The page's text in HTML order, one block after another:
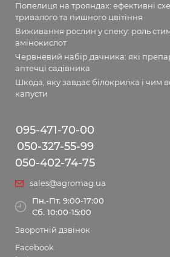
Попелиця на трояндах: ефективні
тривалого та пишного цвітіння
Виживання рослин у спеку: роль
амінокислот
Червневий набір дачника: які
аптечці садівника
Шкода, яку завдає білокрилка і чим
капусти
095-471-70-00
050-327-55-99
050-402-74-75
sales@agromag.ua
Пн.-Пт. 9:00-17:00
Сб. 10:00-15:00
Зворотній дзвінок
Facebook